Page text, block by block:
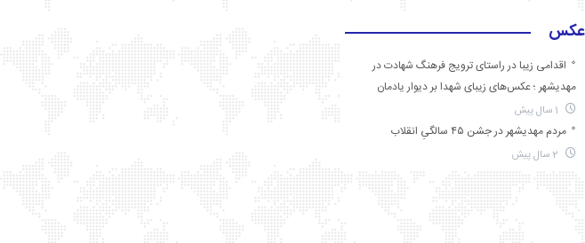
عکس
اقدامی زیبا در راستای ترویج فرهنگ شهادت در
مهدیشهر ؛ عکس‌های زیبای شهدا بر دیوار یادمان
مردم مهدیشهر در جشن ۴۵ سالگیِ انقلاب